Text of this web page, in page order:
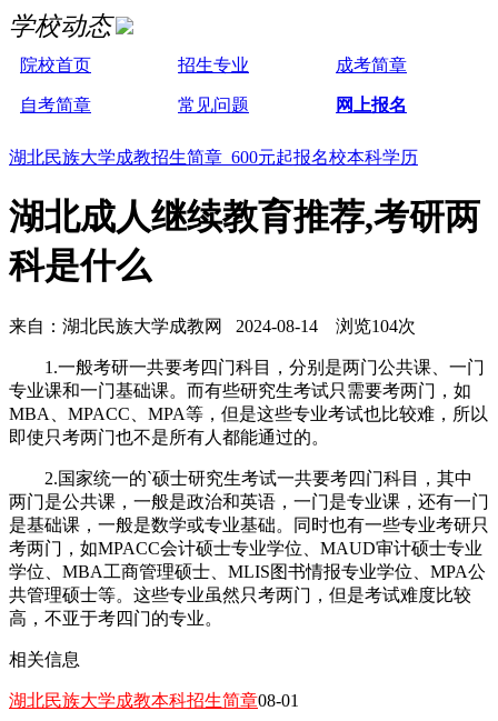
学校动态
院校首页 招生专业 成考简章
自考简章 常见问题 网上报名
湖北民族大学成教招生简章 600元起报名校本科学历
湖北成人继续教育推荐,考研两
科是什么
来自：湖北民族大学成教网 2024-08-14 浏览104次
1.一般考研一共要考四门科目，分别是两门公共课、一门
专业课和一门基础课。而有些研究生考试只需要考两门，如
MBA、MPACC、MPA等，但是这些专业考试也比较难，所以
即使只考两门也不是所有人都能通过的。
2.国家统一的`硕士研究生考试一共要考四门科目，其中
两门是公共课，一般是政治和英语，一门是专业课，还有一门
是基础课，一般是数学或专业基础。同时也有一些专业考研只
考两门，如MPACC会计硕士专业学位、MAUD审计硕士专业
学位、MBA工商管理硕士、MLIS图书情报专业学位、MPA公
共管理硕士等。这些专业虽然只考两门，但是考试难度比较
高，不亚于考四门的专业。
相关信息
湖北民族大学成教本科招生简章08-01